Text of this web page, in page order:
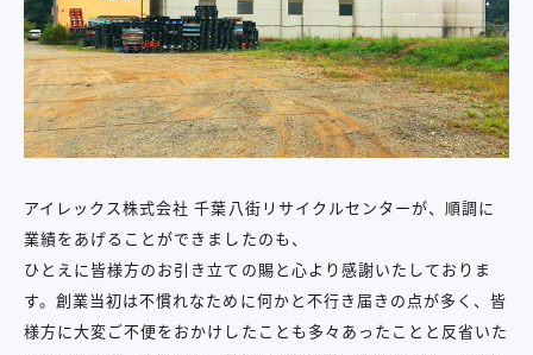
アイレックス株式会社 千葉八街リサイクルセンターが、順調に
業績をあげることができましたのも、
ひとえに皆様方のお引き立ての賜と心より感謝いたしておりま
す。創業当初は不慣れなために何かと不行き届きの点が多く、皆
様方に大変ご不便をおかけしたことも多々あったことと反省いた